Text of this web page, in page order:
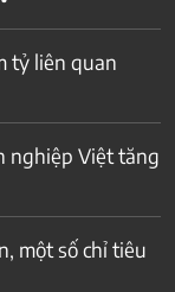
tỷ liên quan
nghiệp Việt tăng
một số chỉ tiêu